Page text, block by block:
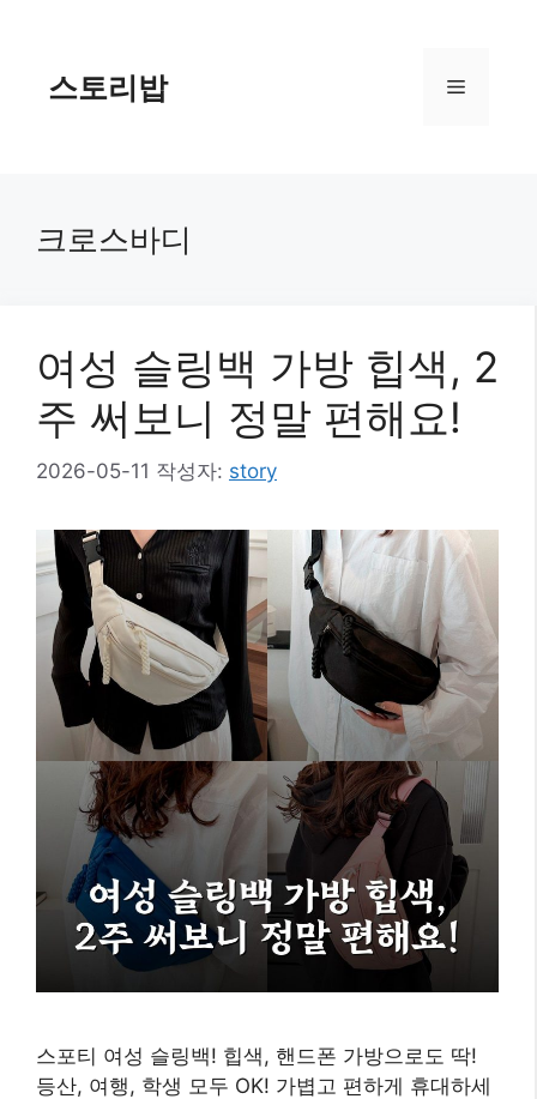
스토리밥 메
크로스바디
여성 슬링백 가방 힙색, 2
주 써보니 정말 편해요!
2026-05-11 작성자: story
스포티 여성 슬링백! 힙색, 핸드폰 가방으로도 딱!
등산, 여행, 학생 모두 OK! 가볍고 편하게 휴대하세